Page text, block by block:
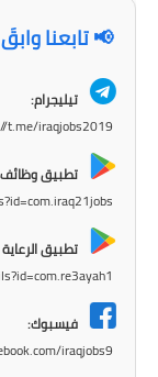
📢 تابعنا
تيليجرام:
t.me/iraqjobs2019
تطبيق وظائف
تطبيق
فيسبوك:
iraqjobs9